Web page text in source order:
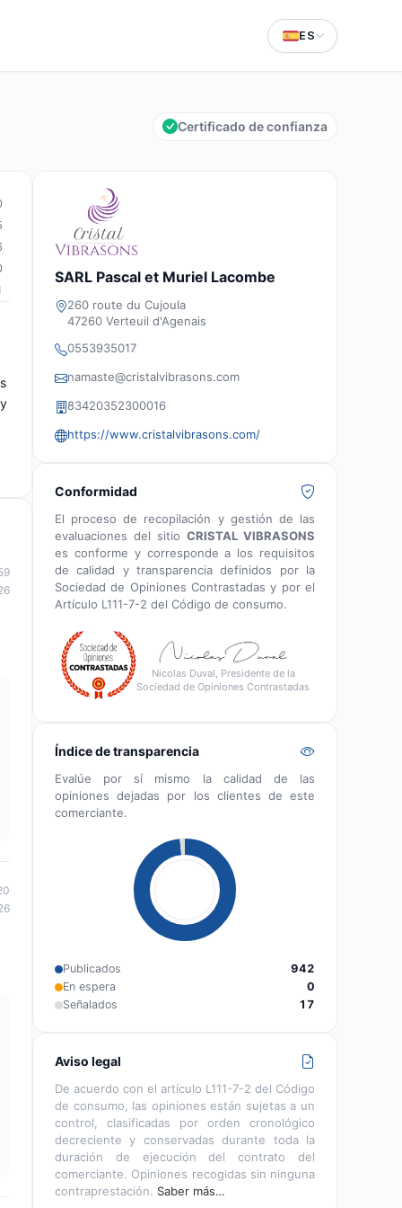
ES
Certificado de confianza
SARL Pascal et Muriel Lacombe
260 route du Cujoula
47260 Verteuil d'Agenais
0553935017
namaste@cristalvibrasons.com
83420352300016
https://www.cristalvibrasons.com/
Conformidad
El proceso de recopilación y gestión de las
evaluaciones del sitio CRISTAL VIBRASONS
es conforme y corresponde a los requisitos
de calidad y transparencia definidos por la
Sociedad de Opiniones Contrastadas y por el
Artículo L111-7-2 del Código de consumo.
Nicolas Duval, Presidente de la
Sociedad de Opiniones Contrastadas
Índice de transparencia
Evalúe por sí mismo la calidad de las
opiniones dejadas por los clientes de este
comerciante.
Publicados
942
En espera
0
Señalados
17
Aviso legal
De acuerdo con el artículo L111-7-2 del Código
de consumo, las opiniones están sujetas a un
control, clasificadas por orden cronológico
decreciente y conservadas durante toda la
duración de ejecución del contrato del
comerciante. Opiniones recogidas sin ninguna
contraprestación. Saber más…